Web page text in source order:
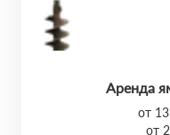
Аренда
от
от